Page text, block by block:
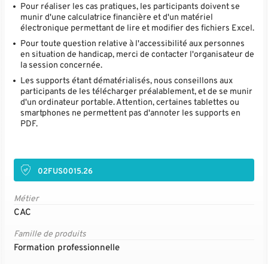
Pour réaliser les cas pratiques, les participants doivent se
munir d'une calculatrice financière et d'un matériel
électronique permettant de lire et modifier des fichiers Excel.
Pour toute question relative à l'accessibilité aux personnes
en situation de handicap, merci de contacter l'organisateur de
la session concernée.
Les supports étant dématérialisés, nous conseillons aux
participants de les télécharger préalablement, et de se munir
d'un ordinateur portable. Attention, certaines tablettes ou
smartphones ne permettent pas d'annoter les supports en
PDF.
02FUS0015.26
Métier
CAC
Famille de produits
Formation professionnelle